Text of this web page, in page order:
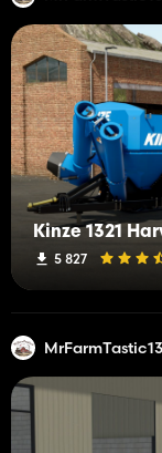
Kinze 1321
5 827
MrFarmTastic13